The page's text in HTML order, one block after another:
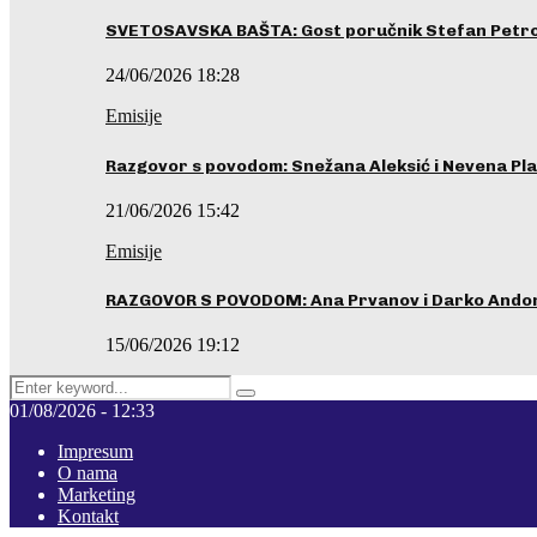
SVETOSAVSKA BAŠTA: Gost poručnik Stefan
24/06/2026 18:28
Emisije
Razgovor s povodom: Snežana Aleksić i Nevena
21/06/2026 15:42
Emisije
RAZGOVOR S POVODOM: Ana Prvanov i Darko
15/06/2026 19:12
Search
for:
Pretraga
01/08/2026 - 12:33
Impresum
O nama
Marketing
Kontakt